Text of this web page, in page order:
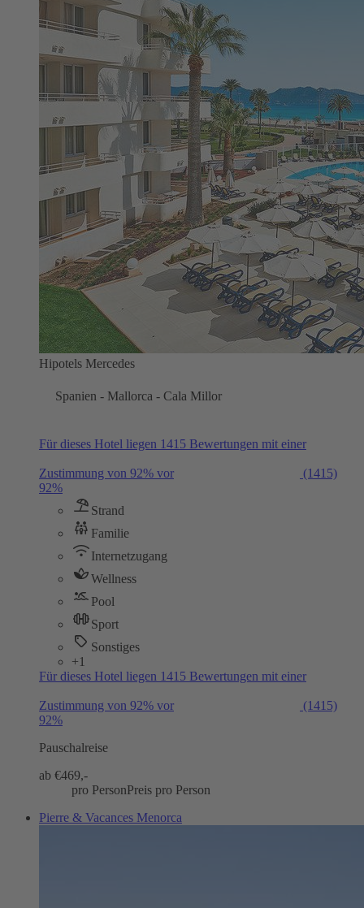
Hipotels Mercedes
Spanien - Mallorca - Cala Millor
Für dieses Hotel liegen 1415 Bewertungen mit einer
Zustimmung von 92% vor
(1415)
92%
Strand
Familie
Internetzugang
Wellness
Pool
Sport
Sonstiges
+1
Für dieses Hotel liegen 1415 Bewertungen mit einer
Zustimmung von 92% vor
(1415)
92%
Pauschalreise
ab €469,-
pro PersonPreis pro Person
Pierre & Vacances Menorca